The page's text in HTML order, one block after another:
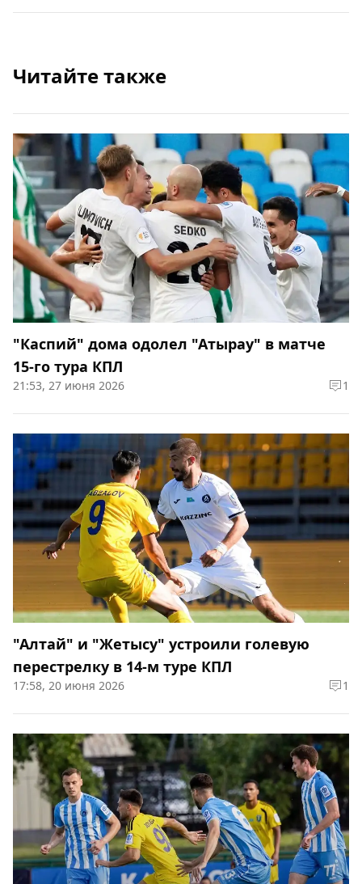
Читайте также
"Каспий" дома одолел "Атырау" в матче
15-го тура КПЛ
21:53, 27 июня 2026 1
"Алтай" и "Жетысу" устроили голевую
перестрелку в 14-м туре КПЛ
17:58, 20 июня 2026 1